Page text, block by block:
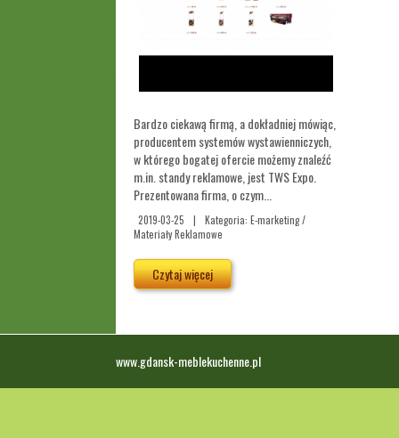
Bardzo ciekawą firmą, a dokładniej mówiąc,
producentem systemów wystawienniczych,
w którego bogatej ofercie możemy znaleźć
m.in. standy reklamowe, jest TWS Expo.
Prezentowana firma, o czym...
2019-03-25 |
Kategoria: E-marketing /
Materiały Reklamowe
Czytaj więcej
www.gdansk-meblekuchenne.pl